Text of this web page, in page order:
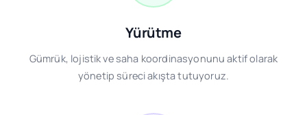
Yürütme
Gümrük, lojistik ve saha koordinasyonunu aktif olarak
yönetip süreci akışta tutuyoruz.